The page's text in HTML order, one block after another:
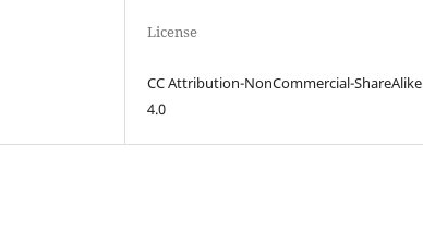
License
CC Attribution-NonCommercial-ShareAlike
4.0